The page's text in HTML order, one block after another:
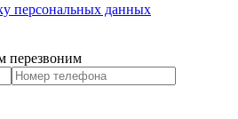
персональных данных
перезвоним